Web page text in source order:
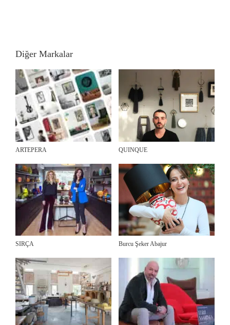
Diğer Markalar
ARTEPERA QUINQUE
SIRÇA Burcu Şeker Abajur